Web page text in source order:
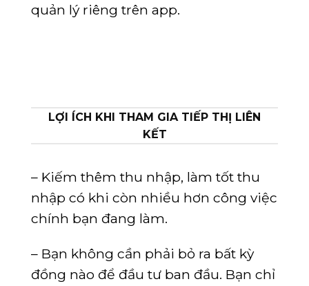
quản lý riêng trên app.
LỢI ÍCH KHI THAM GIA TIẾP THỊ LIÊN
KẾT
– Kiếm thêm thu nhập, làm tốt thu
nhập có khi còn nhiều hơn công việc
chính bạn đang làm.
– Bạn không cần phải bỏ ra bất kỳ
đồng nào để đầu tư ban đầu. Bạn chỉ